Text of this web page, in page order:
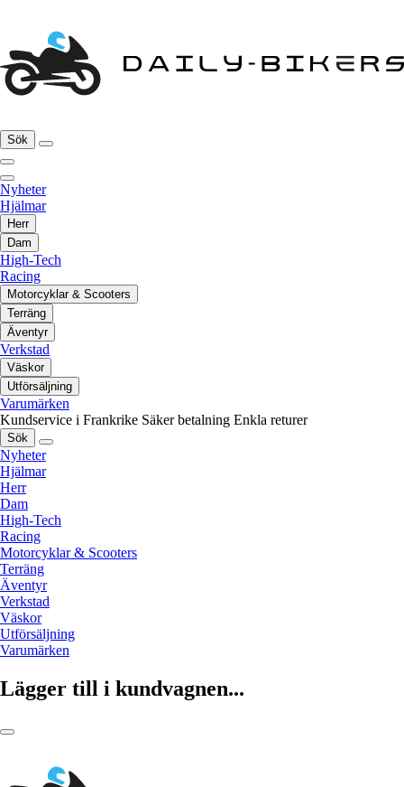
Sök
Nyheter
Hjälmar
Herr
Dam
High-Tech
Racing
Motorcyklar & Scooters
Terräng
Äventyr
Verkstad
Väskor
Utförsäljning
Varumärken
Kundservice i Frankrike Säker betalning Enkla returer
Sök
Nyheter
Hjälmar
Herr
Dam
High-Tech
Racing
Motorcyklar & Scooters
Terräng
Äventyr
Verkstad
Väskor
Utförsäljning
Varumärken
Lägger till i kundvagnen...